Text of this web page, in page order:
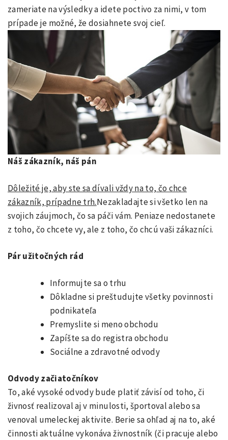
zameriate na výsledky a idete poctivo za nimi, v tom
prípade je možné, že dosiahnete svoj cieľ.
Náš zákazník, náš pán
Dôležité je, aby ste sa dívali vždy na to, čo chce
zákazník, prípadne trh.Nezakladajte si všetko len na
svojich záujmoch, čo sa páči vám. Peniaze nedostanete
z toho, čo chcete vy, ale z toho, čo chcú vaši zákazníci.
Pár užitočných rád
Informujte sa o trhu
Dôkladne si preštudujte všetky povinnosti
podnikateľa
Premyslite si meno obchodu
Zapíšte sa do registra obchodu
Sociálne a zdravotné odvody
Odvody začiatočníkov
To, aké vysoké odvody bude platiť závisí od toho, či
živnosť realizoval aj v minulosti, športoval alebo sa
venoval umeleckej aktivite. Berie sa ohľad aj na to, aké
činnosti aktuálne vykonáva živnostník (či pracuje alebo